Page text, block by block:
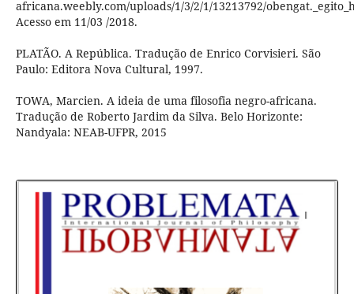
africana.weebly.com/uploads/1/3/2/1/13213792/
Acesso em 11/03 /2018.
PLATÃO. A República. Tradução de Enrico Corvisieri. São
Paulo: Editora Nova Cultural, 1997.
TOWA, Marcien. A ideia de uma filosofia negro-africana.
Tradução de Roberto Jardim da Silva. Belo Horizonte:
Nandyala: NEAB-UFPR, 2015